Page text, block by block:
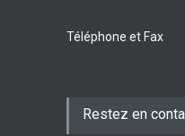
Téléphone et Fax
Restez en